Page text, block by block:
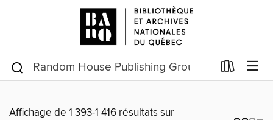
Affichage de 1 393-1 416 résultats sur